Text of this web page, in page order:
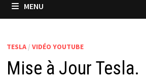
MENU
TESLA/ VIDÉO YOUTUBE
Mise à Jour Tesla.